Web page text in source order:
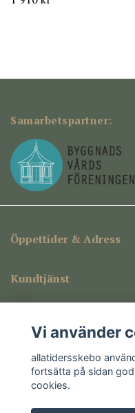
Samarbetspartner:
Öppettider & Adress
Kundtjänst
Sociala medier
Vi använder
allatidersskebo
fortsätta på sidan
cookies.